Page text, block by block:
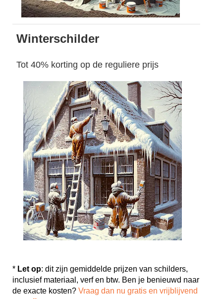
Winterschilder
Tot 40% korting op de reguliere prijs
* Let op: dit zijn gemiddelde prijzen van schilders,
inclusief materiaal, verf en btw. Ben je benieuwd naar
de exacte kosten? Vraag dan nu gratis en vrijblijvend